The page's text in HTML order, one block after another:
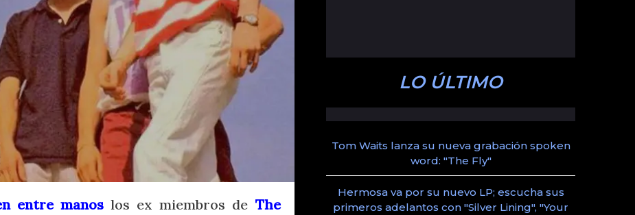
entre manos los ex miembros de The
LO ÚLTIMO
Tom Waits lanza su nueva grabación spoken
word: "The Fly"
Hermosa va por su nuevo LP; escucha sus
primeros adelantos con "Silver Lining", "Your